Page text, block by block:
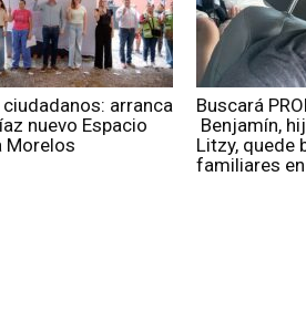
arranca
nuevo Espacio
Morelos
Buscará
Benjamín,
Litzy, quede
familiares